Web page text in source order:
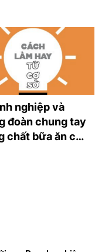
nghiệp và
đoàn chung tay
chất bữa ăn cho